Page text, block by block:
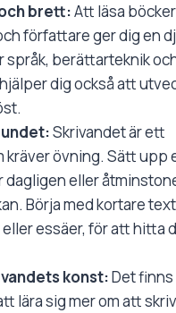
brett:Att läsa
författare ger dig en
språk, berättarteknik
dig också att
Skrivandet är ett
kräver övning. Sätt upp
dagligen eller
Börja med kortare
essäer, för att hitta
konst:Det finns
lära sig mer om att